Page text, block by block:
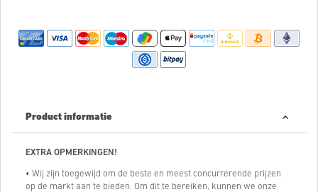
Product informatie
EXTRA OPMERKINGEN!
• Wij zijn toegewijd om de beste en meest concurrerende prijzen
op de markt aan te bieden. Om dit te bereiken, kunnen we onze